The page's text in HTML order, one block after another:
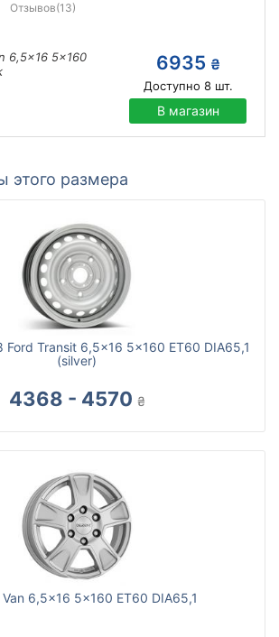
Отзывов(13)
6,5x16 5x160
6935 ₴
Доступно 8шт.
В магазин
этого размера
Ford Transit 6,5x16 5x160 ET60 DIA65,1
(silver)
4368 - 4570 ₴
6,5x16 5x160 ET60 DIA65,1